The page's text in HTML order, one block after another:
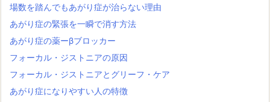
場数を踏んでもあがり症が治らない理由
あがり症の緊張を一瞬で消す方法
あがり症の薬ーβブロッカー
フォーカル・ジストニアの原因
フォーカル・ジストニアとグリーフ・ケア
あがり症になりやすい人の特徴